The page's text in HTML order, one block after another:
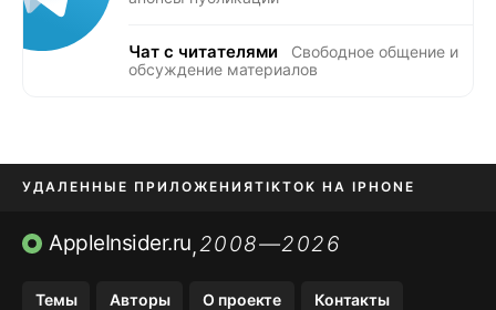
Чат с читателями
Свободное общение и
обсуждение материалов
УДАЛЕННЫЕ ПРИЛОЖЕНИЯTIKTOK НА IPHONE
ПРИЛОЖЕНИЯ БЕЗ APP STORE
AppleInsider.ru,2008—2026
Темы Авторы О проекте Контакты